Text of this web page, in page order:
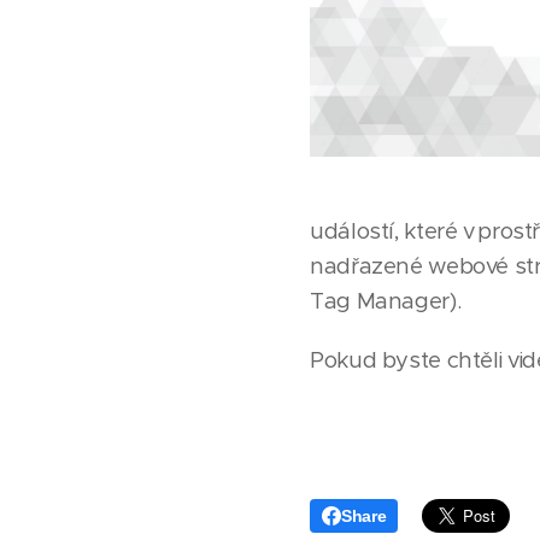
událostí, které v
nadřazené webové
Tag Manager).
Pokud byste chtěli
Share